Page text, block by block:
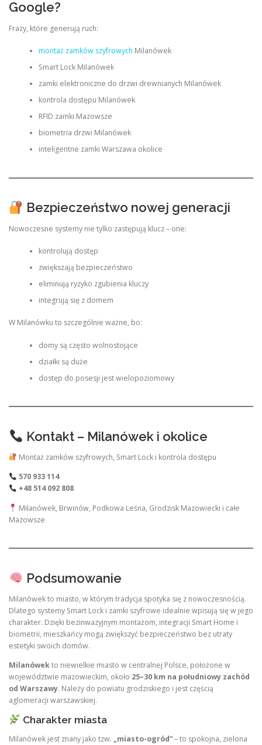
Google?
Frazy, które generują ruch:
montaż zamków szyfrowych Milanówek
Smart Lock Milanówek
zamki elektroniczne do drzwi drewnianych Milanówek
kontrola dostępu Milanówek
RFID zamki Mazowsze
biometria drzwi Milanówek
inteligentne zamki Warszawa okolice
Bezpieczeństwo nowej generacji
Nowoczesne systemy nie tylko zastępują klucz – one:
kontrolują dostęp
zwiększają bezpieczeństwo
eliminują ryzyko zgubienia kluczy
integrują się z domem
W Milanówku to szczególnie ważne, bo:
domy są często wolnostojące
działki są duże
dostęp do posesji jest wielopoziomowy
Kontakt – Milanówek i okolice
Montaż zamków szyfrowych, Smart Lock i kontrola dostępu
570 933 114
+48 514 092 808
Milanówek, Brwinów, Podkowa Leśna, Grodzisk Mazowiecki i całe
Mazowsze
Podsumowanie
Milanówek to miasto, w którym tradycja spotyka się z nowoczesnością.
Dlatego systemy Smart Lock i zamki szyfrowe idealnie wpisują się w jego
charakter. Dzięki bezinwazyjnym montażom, integracji Smart Home i
biometrii, mieszkańcy mogą zwiększyć bezpieczeństwo bez utraty
estetyki swoich domów.
Milanówekto niewielkie miasto w centralnej Polsce, położone w
województwie mazowieckim, około 25–30 km na południowy zachód
od Warszawy. Należy do powiatu grodziskiego i jest częścią
aglomeracji warszawskiej.
Charakter miasta
Milanówek jest znany jako tzw. „miasto-ogród”– to spokojna, zielona